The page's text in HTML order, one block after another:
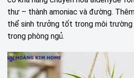
thư – thành amoniac và đường.
thể sinh trưởng tốt trong môi
trong phòng ngủ.